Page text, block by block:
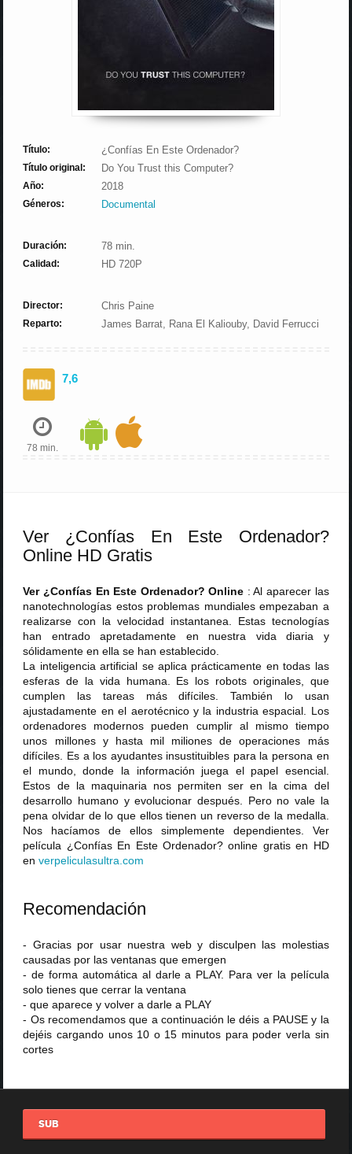
Título: ¿Confías En Este Ordenador?
Título original: Do You Trust this Computer?
Año: 2018
Géneros: Documental
Duración: 78 min.
Calidad: HD 720P
Director: Chris Paine
Reparto: James Barrat, Rana El Kaliouby, David Ferrucci
7,6
78 min.
Ver ¿Confías En Este Ordenador?
Online HD Gratis
Ver ¿Confías En Este Ordenador? Online : Al aparecer las
nanotechnologías estos problemas mundiales empezaban a
realizarse con la velocidad instantanea. Estas tecnologías
han entrado apretadamente en nuestra vida diaria y
sólidamente en ella se han establecido.
La inteligencia artificial se aplica prácticamente en todas las
esferas de la vida humana. Es los robots originales, que
cumplen las tareas más difíciles. También lo usan
ajustadamente en el aerotécnico y la industria espacial. Los
ordenadores modernos pueden cumplir al mismo tiempo
unos millones y hasta mil miliones de operaciones más
difíciles. Es a los ayudantes insustituibles para la persona en
el mundo, donde la información juega el papel esencial.
Estos de la maquinaria nos permiten ser en la cima del
desarrollo humano y evolucionar después. Pero no vale la
pena olvidar de lo que ellos tienen un reverso de la medalla.
Nos hacíamos de ellos simplemente dependientes. Ver
película ¿Confías En Este Ordenador? online gratis en HD
enverpeliculasultra .com
Recomendación
- Gracias por usar nuestra web y disculpen las molestias
causadas por las ventanas que emergen
- de forma automática al darle a PLAY. Para ver la película
solo tienes que cerrar la ventana
- que aparece y volver a darle a PLAY
- Os recomendamos que a continuación le déis a PAUSE y la
dejéis cargando unos 10 o 15 minutos para poder verla sin
cortes
SUB